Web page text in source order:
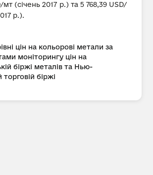
мт (січень 2017 р.) та 5 768,39 USD/
р.).
цін на кольорові метали за
моніторингу цін на
біржі металів та Нью-
торговій біржі